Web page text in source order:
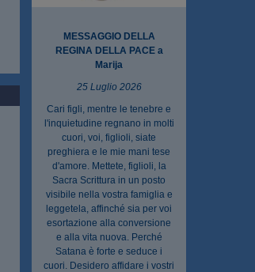
MESSAGGIO DELLA
REGINA DELLA PACE a
Marija
25 Luglio 2026
Cari figli, mentre le tenebre e
l'inquietudine regnano in molti
cuori, voi, figlioli, siate
preghiera e le mie mani tese
d'amore. Mettete, figlioli, la
Sacra Scrittura in un posto
visibile nella vostra famiglia e
leggetela, affinché sia per voi
esortazione alla conversione
e alla vita nuova. Perché
Satana è forte e seduce i
cuori. Desidero affidare i vostri